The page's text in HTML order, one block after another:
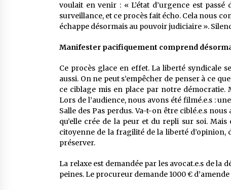
voulait en venir : « L’état d’urgence est
surveillance, et ce procès fait écho. Cela nous
échappe désormais au pouvoir judiciaire ».
Manifester pacifiquement comprend
Ce procès glace en effet. La liberté syndicale
aussi. On ne peut s’empêcher de penser à ce
ce ciblage mis en place par notre
Lors de l’audience, nous avons été filmé.e.s :
Salle des Pas perdus. Va-t-on être ciblé.e.s
qu’elle crée de la peur et du repli sur soi.
citoyenne de la fragilité de la liberté
préserver.
La relaxe est demandée par les avocat.e.s de la
peines. Le procureur demande 1000 €